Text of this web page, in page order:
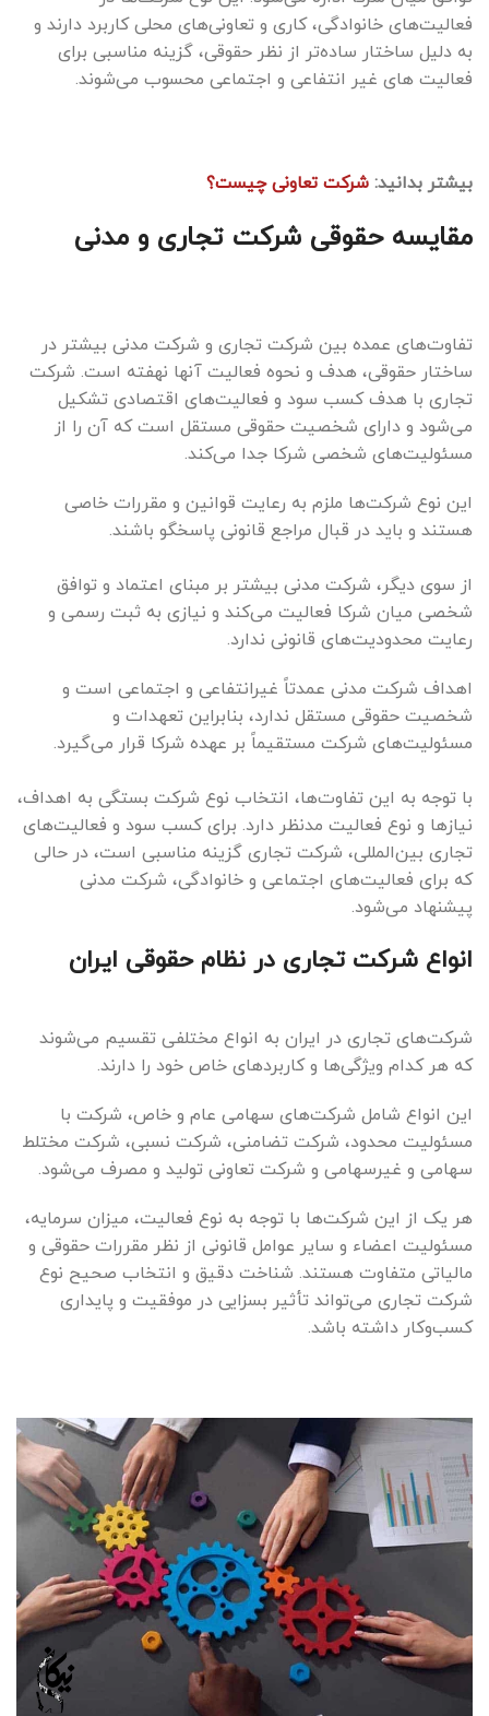
فعالیت‌های خانوادگی، کاری و تعاونی‌های محلی کاربرد دارند و
به دلیل ساختار ساده‌تر از نظر حقوقی، گزینه مناسبی برای
فعالیت‌ های غیر انتفاعی و اجتماعی محسوب می‌شوند.
بیشتر بدانید:شرکت تعاونی چیست؟
مقایسه حقوقی شرکت تجاری و مدنی
تفاوت‌های عمده بین شرکت تجاری و شرکت مدنی بیشتر در
ساختار حقوقی، هدف و نحوه فعالیت آنها نهفته است. شرکت
تجاری با هدف کسب سود و فعالیت‌های اقتصادی تشکیل
می‌شود و دارای شخصیت حقوقی مستقل است که آن را از
مسئولیت‌های شخصی شرکا جدا می‌کند.
این نوع شرکت‌ها ملزم به رعایت قوانین و مقررات خاصی
هستند و باید در قبال مراجع قانونی پاسخگو باشند.
از سوی دیگر، شرکت مدنی بیشتر بر مبنای اعتماد و توافق
شخصی میان شرکا فعالیت می‌کند و نیازی به ثبت رسمی و
رعایت محدودیت‌های قانونی ندارد.
اهداف شرکت مدنی عمدتاً غیرانتفاعی و اجتماعی است و
شخصیت حقوقی مستقل ندارد، بنابراین تعهدات و
مسئولیت‌های شرکت مستقیماً بر عهده شرکا قرار می‌گیرد.
با توجه به این تفاوت‌ها، انتخاب نوع شرکت بستگی به اهداف،
نیازها و نوع فعالیت مدنظر دارد. برای کسب سود و فعالیت‌های
تجاری بین‌المللی، شرکت تجاری گزینه مناسبی است، در حالی
که برای فعالیت‌های اجتماعی و خانوادگی، شرکت مدنی
پیشنهاد می‌شود.
انواع شرکت تجاری در نظام حقوقی ایران
شرکت‌های تجاری در ایران به انواع مختلفی تقسیم می‌شوند
که هر کدام ویژگی‌ها و کاربردهای خاص خود را دارند.
این انواع شامل شرکت‌های سهامی عام و خاص، شرکت با
مسئولیت محدود، شرکت تضامنی، شرکت نسبی، شرکت مختلط
سهامی و غیرسهامی و شرکت تعاونی تولید و مصرف می‌شود.
هر یک از این شرکت‌ها با توجه به نوع فعالیت، میزان سرمایه،
مسئولیت اعضاء و سایر عوامل قانونی از نظر مقررات حقوقی و
مالیاتی متفاوت هستند. شناخت دقیق و انتخاب صحیح نوع
شرکت تجاری می‌تواند تأثیر بسزایی در موفقیت و پایداری
کسب‌وکار داشته باشد.